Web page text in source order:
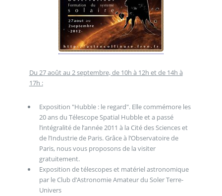
Du 27 août au 2 septembre, de 10h à 12h et de 14h à
17h :
Exposition "Hubble : le regard". Elle commémore les
20 ans du Télescope Spatial Hubble et a passé
l’intégralité de l’année 2011 à la Cité des Sciences et
de l’Industrie de Paris. Grâce à l’Observatoire de
Paris, nous vous proposons de la visiter
gratuitement.
Exposition de télescopes et matériel astronomique
par le Club d’Astronomie Amateur du Soler Terre-
Univers